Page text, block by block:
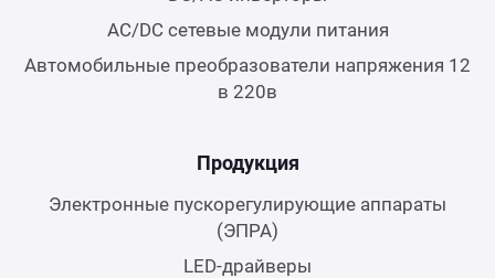
AC/DC сетевые модули питания
Автомобильные преобразователи напряжения 12
в 220в
Продукция
Электронные пускорегулирующие аппараты
(ЭПРА)
LED-драйверы